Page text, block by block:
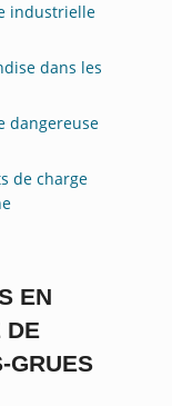
industrielle
dans les
dangereuse
de charge
EN
DE
GRUES